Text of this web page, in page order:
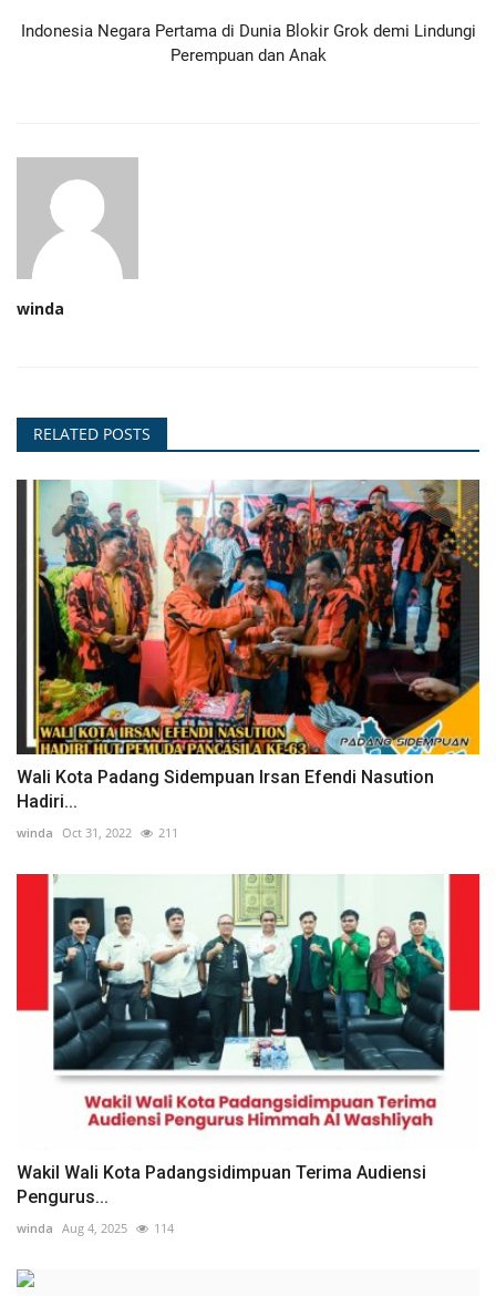
Indonesia Negara Pertama di Dunia Blokir Grok demi Lindungi
Perempuan dan Anak
winda
RELATED POSTS
Wali Kota Padang Sidempuan Irsan Efendi Nasution
Hadiri...
winda Oct 31, 2022 211
Wakil Wali Kota Padangsidimpuan Terima Audiensi
Pengurus...
winda Aug 4, 2025 114